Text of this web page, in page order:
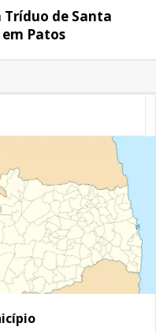
Tríduo de Santa
Patos